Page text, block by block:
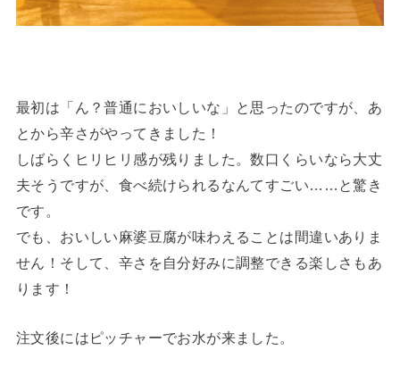
最初は「ん？普通においしいな」と思ったのですが、あ
とから辛さがやってきました！
しばらくヒリヒリ感が残りました。数口くらいなら大丈
夫そうですが、食べ続けられるなんてすごい……と驚き
です。
でも、おいしい麻婆豆腐が味わえることは間違いありま
せん！そして、辛さを自分好みに調整できる楽しさもあ
ります！
注文後にはピッチャーでお水が来ました。